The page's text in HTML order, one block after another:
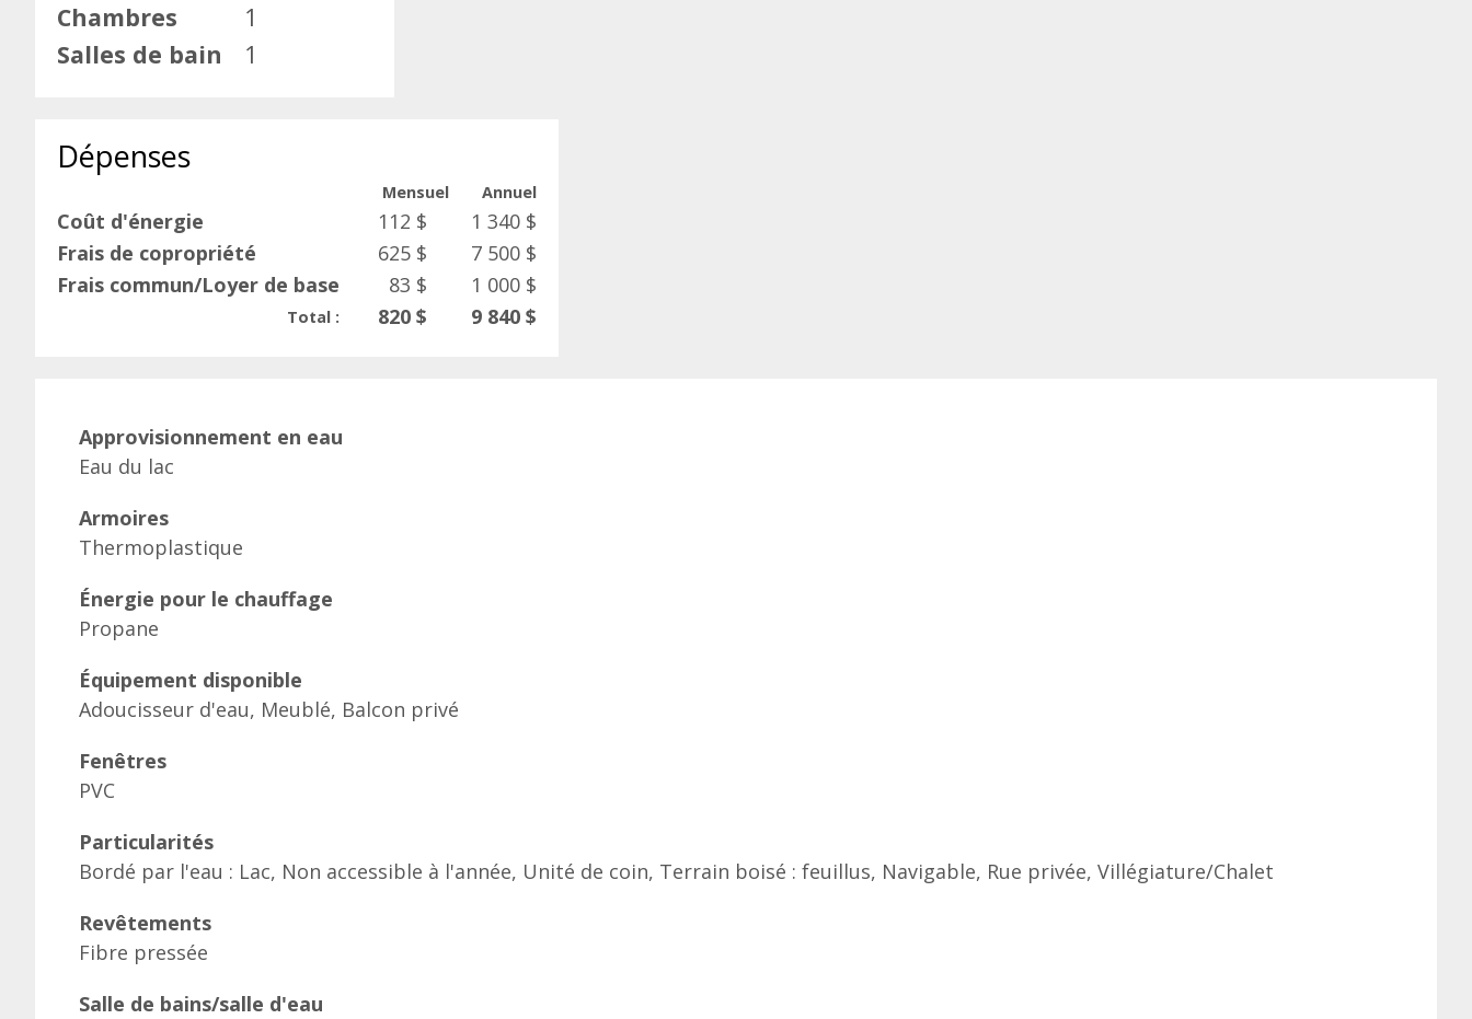
Chambres
1
Salles de bain
1
Dépenses
Mensuel Annuel
Coût d'énergie 112 $
1 340 $
Frais de copropriété
625 $
7 500 $
Frais commun/Loyer de base
83 $ 1 000 $
Total : 820 $ 9 840 $
Approvisionnement en eau
Eau du lac
Armoires
Thermoplastique
Énergie pour le chauffage
Propane
Équipement disponible
Adoucisseur d'eau, Meublé, Balcon privé
Fenêtres
PVC
Particularités
Bordé par l'eau : Lac, Non accessible à l'année, Unité de coin, Terrain boisé : feuillus, Navigable, Rue privée, Villégiature/Chalet
Revêtements
Fibre pressée
Salle de bains/salle d'eau